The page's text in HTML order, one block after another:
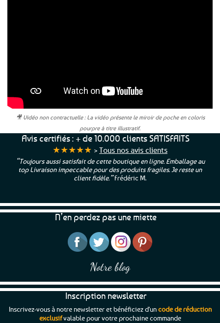
🎥 Vidéo non contractuelle : La vidéo présente le miroir de poche en coloris
pourpre à titre illustratif.
Avis certifiés : + de 10.000 clients SATISFAITS
★★★★★ > Tous nos avis clients
“Toujours aussi satisfait de cette boutique en ligne. Emballage au
top Livraison impeccable pour des produits fragiles. Je reste un
client fidèle.”Frédéric M.
N’en perdez pas une miette
Notre blog
Inscription newsletter
Inscrivez-vous à notre newsletter et bénéficiez d'uncode de réduction
exclusifvalable pour votre prochaine commande